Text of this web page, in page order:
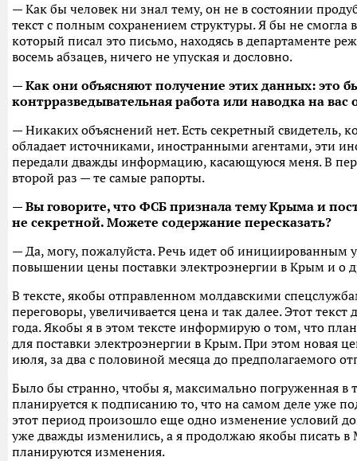
— Как бы человек ни знал тему, он не в состоянии
текст с полным сохранением структуры. Я бы не смогла
который писал это письмо, находясь в департаменте
восемь абзацев, ничего не упуская и дословно.
— Как они объясняют получение этих данных: это
контрразведывательная работа или наводка на вас
— Никаких объяснений нет. Есть секретный свидетель,
обладает источниками, иностранными агентами, эти
передали дважды информацию, касающуюся меня. В
второй раз — те самые рапорты.
— Вы говорите, что ФСБ признала тему Крыма и
не секретной. Можете содержание пересказать?
— Да, могу, пожалуйста. Речь идет об инициированным
повышении цены поставки электроэнергии в Крым и о
В тексте, якобы отправленном молдавскими
переговоры, увеличивается цена и так далее. Этот текст
года. Якобы я в этом тексте информирую о том, что
для поставки электроэнергии в Крым. При этом новая
июля, за два с половиной месяца до предполагаемого
Было бы странно, чтобы я, максимально погруженная в
планируется к подписанию то, что на самом деле уже
этот период произошло еще одно изменение условий
уже дважды изменились, а я продолжаю якобы писать
планируются изменения.